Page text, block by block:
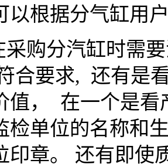
以根据分气缸用
采购分汽缸时需
合要求, 还有是
值， 在一个是看
检单位的名称和
印章。 还有即使